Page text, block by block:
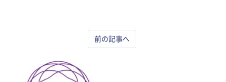
前の記事へ